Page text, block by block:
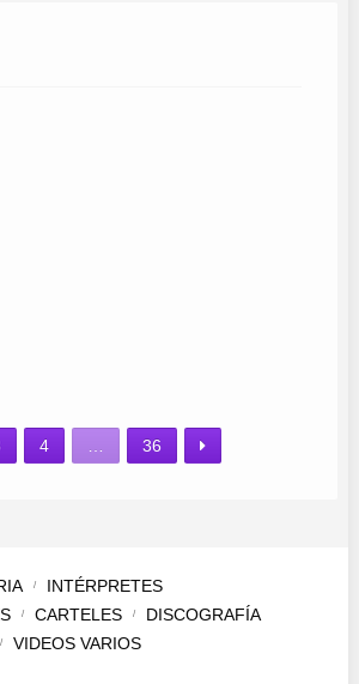
4 … 36
INTÉRPRETES
CARTELES
DISCOGRAFÍA
VIDEOS VARIOS